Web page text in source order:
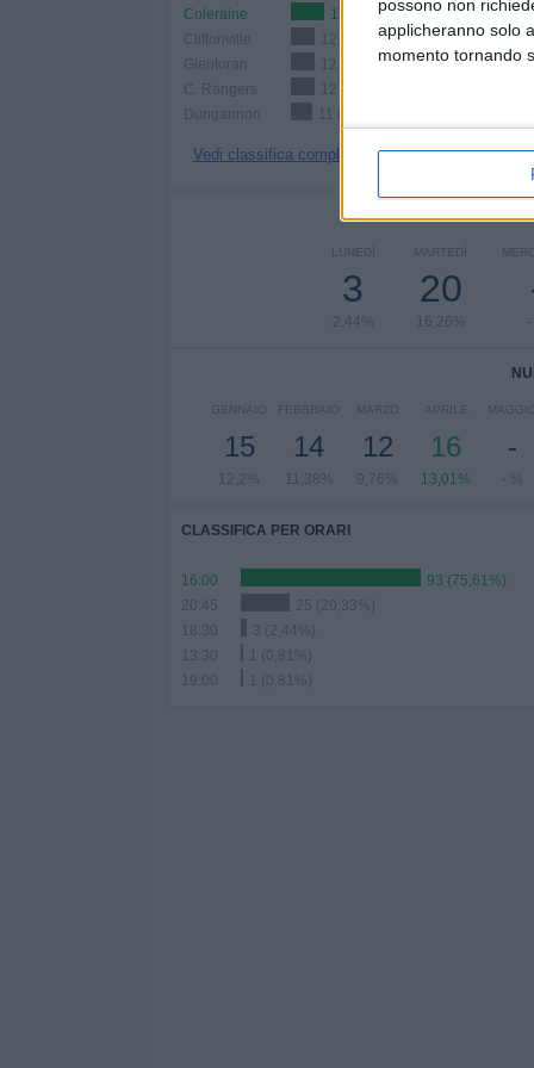
possono non
applicheranno solo
momento tornando
Coleraine
17 (13,82%)
Cliftonville
12 (9,76%)
Glentoran
12 (9,76%)
C. Rangers
12 (9,76%)
Dungannon
11 (8,94%)
Vedi classifica completa
NUMERO DI
LUNEDÌ
3
2,44%
MARTEDÌ
20
16,26% -
GENNAIO
15
12,2%
FEBBRAIO
14
11,38%
MARZO
12
9,76%
APRILE
16
13,01%
-
- %
CLASSIFICA PER ORARI
16:00
93 (75,61%)
20:45
25 (20,33%)
18:30
3 (2,44%)
13:30
1 (0,81%)
19:00
1 (0,81%)